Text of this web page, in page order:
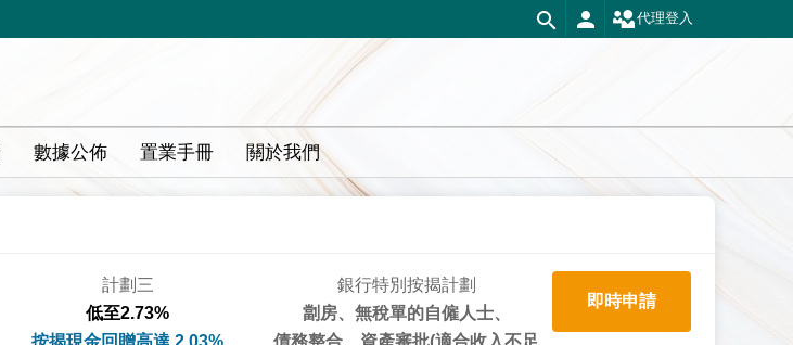
代理登入
數據公佈 置業手冊 關於我們
計劃三
低至2.73%
按揭現金回贈高達 2.03%
銀行特別按揭計劃
劏房、無稅單的自僱人士、
債務整合、資產審批(適合收入不足
即時申請